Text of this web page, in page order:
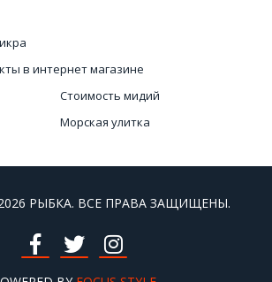
в интернет магазине
Киев
Стоимость мидий
Морская улитка
Киев купить черную икру
Красная икра в Украине
РЫБКА. ВСЕ ПРАВА ЗАЩИЩЕНЫ.